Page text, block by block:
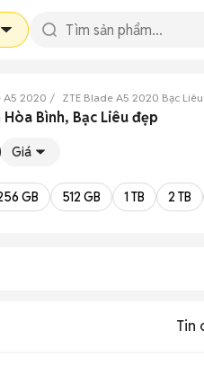
A5 2020 ZTE Blade A5 2020 Bạc Liêu
Bình, Bạc Liêu đẹp
Giá
GB 512 GB 1 TB 2 TB
Tin